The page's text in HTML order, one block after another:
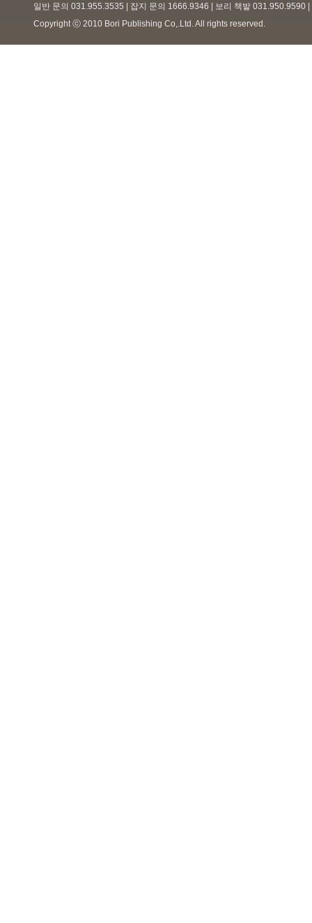
일반 문의 031.955.3535 | 잡지 문의 1666.9346 | 보리 책밭 031.950.9590
Copyright ⓒ 2010 Bori Publishing Co,.Ltd. All rights reserved.